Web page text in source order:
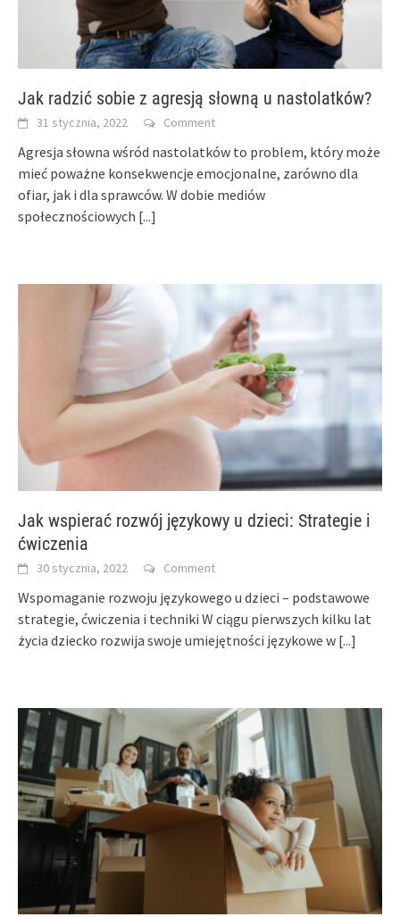
Jak radzić sobie z agresją słowną u nastolatków?
31 stycznia, 2022 Comment
Agresja słowna wśród nastolatków to problem, który może
mieć poważne konsekwencje emocjonalne, zarówno dla
ofiar, jak i dla sprawców. W dobie mediów
społecznościowych [...]
Jak wspierać rozwój językowy u dzieci: Strategie i
ćwiczenia
30 stycznia, 2022 Comment
Wspomaganie rozwoju językowego u dzieci – podstawowe
strategie, ćwiczenia i techniki W ciągu pierwszych kilku lat
życia dziecko rozwija swoje umiejętności językowe w [...]